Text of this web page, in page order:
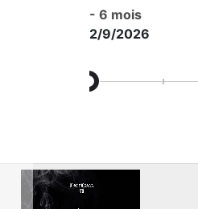
- 6 mois
2/9/2026